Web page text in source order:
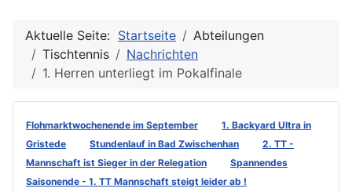
Aktuelle Seite: Startseite
Abteilungen
Tischtennis
Nachrichten
1. Herren unterliegt im Pokalfinale
Flohmarktwochenende im September
1. Backyard Ultra in
Gristede
Stundenlauf in Bad Zwischenhan
2. TT -
Mannschaft ist Sieger in der Relegation
Spannendes
Saisonende - 1. TT Mannschaft steigt leider ab !